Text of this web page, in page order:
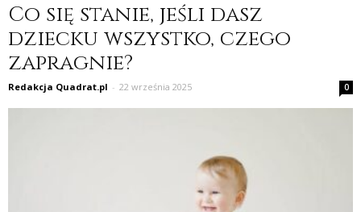
Co się stanie, jeśli dasz
dziecku wszystko, czego
zapragnie?
Redakcja Quadrat.pl - 22 września 2025 0